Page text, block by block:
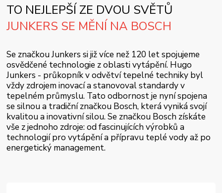
TO NEJLEPŠÍ ZE DVOU SVĚTŮ
JUNKERS SE MĚNÍ NA BOSCH
Se značkou Junkers si již více než 120 let spojujeme
osvědčené technologie z oblasti vytápění. Hugo
Junkers - průkopník v odvětví tepelné techniky byl
vždy zdrojem inovací a stanovoval standardy v
tepelném průmyslu. Tato odbornost je nyní spojena
se silnou a tradiční značkou Bosch, která vyniká svojí
kvalitou a inovativní silou. Se značkou Bosch získáte
vše z jednoho zdroje: od fascinujících výrobků a
technologií pro vytápění a přípravu teplé vody až po
energetický management.